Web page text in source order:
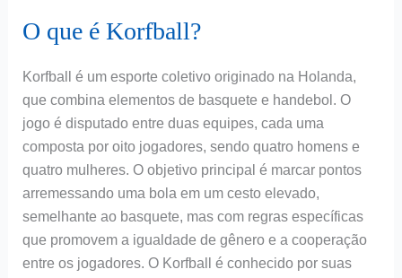
O que é Korfball?
Korfball é um esporte coletivo originado na Holanda,
que combina elementos de basquete e handebol. O
jogo é disputado entre duas equipes, cada uma
composta por oito jogadores, sendo quatro homens e
quatro mulheres. O objetivo principal é marcar pontos
arremessando uma bola em um cesto elevado,
semelhante ao basquete, mas com regras específicas
que promovem a igualdade de gênero e a cooperação
entre os jogadores. O Korfball é conhecido por suas